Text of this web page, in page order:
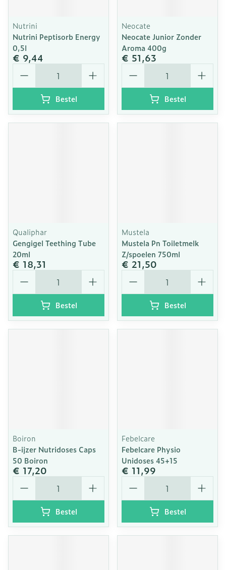
Nutrini
Nutrini Peptisorb Energy
0,5l
€ 9,44
Aantal
Bestel
Neocate
Neocate Junior Zonder
Aroma 400g
€ 51,63
Aantal
Bestel
Qualiphar
Gengigel Teething Tube
20ml
€ 18,31
Aantal
Bestel
Mustela
Mustela Pn Toiletmelk
Z/spoelen 750ml
€ 21,50
Aantal
Bestel
Boiron
B-ijzer Nutridoses Caps
50 Boiron
€ 17,20
Aantal
Bestel
Febelcare
Febelcare Physio
Unidoses 45+15
€ 11,99
Aantal
Bestel